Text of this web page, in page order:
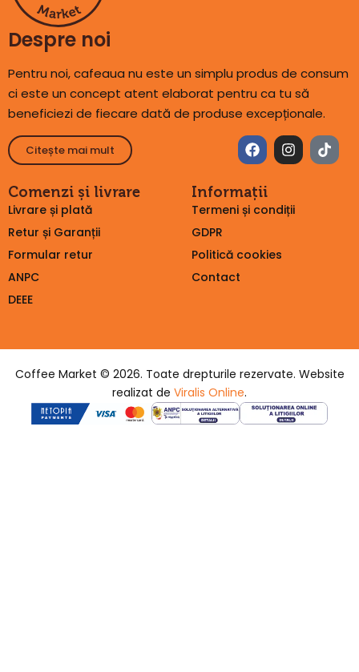
Despre noi
Pentru noi, cafeaua nu este un simplu produs de consum
ci este un concept atent elaborat pentru ca tu să
beneficiezi de fiecare dată de produse excepționale.
Citește mai mult
Comenzi și livrare
Livrare și plată
Retur și Garanții
Formular retur
ANPC
DEEE
Informații
Termeni și condiții
GDPR
Politică cookies
Contact
Coffee Market © 2026. Toate drepturile rezervate. Website
realizat de Viralis Online.